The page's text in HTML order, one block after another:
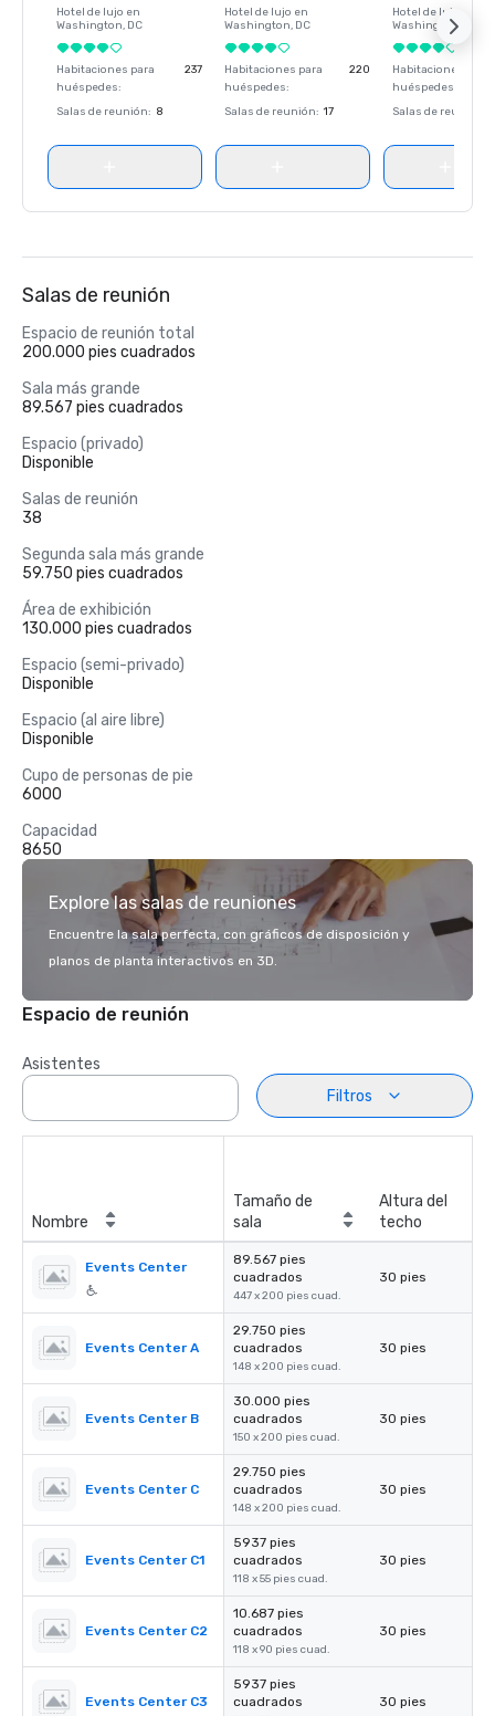
Hotel de lujo en
Washington, DC
Habitaciones para
huéspedes:
237
Salas de reunión: 8
Hotel de lujo en
Washington, DC
Habitaciones para
huéspedes:
220
Salas de reunión: 17
Hotel de lujo en
Washington
Habitaciones para
huéspedes
Salas de reunión
Salas de reunión
Espacio de reunión total
200.000 pies cuadrados
Sala más grande
89.567 pies cuadrados
Espacio (privado)
Disponible
Salas de reunión
38
Segunda sala más grande
59.750 pies cuadrados
Área de exhibición
130.000 pies cuadrados
Espacio (semi-privado)
Disponible
Espacio (al aire libre)
Disponible
Cupo de personas de pie
6000
Capacidad
8650
Explore las salas de reuniones
Encuentre la sala perfecta, con gráficos de disposición y
planos de planta interactivos en 3D.
Espacio de reunión
Asistentes
Filtros
Nombre
Tamaño de
sala
Altura del
techo
Events Center
89.567 pies
cuadrados
447 x 200 pies cuad.
30 pies
Events Center A
29.750 pies
cuadrados
148 x 200 pies cuad.
30 pies
Events Center B
30.000 pies
cuadrados
150 x 200 pies cuad.
30 pies
Events Center C
29.750 pies
cuadrados
148 x 200 pies cuad.
30 pies
Events Center C1
5937 pies
cuadrados
118 x 55 pies cuad.
30 pies
Events Center C2
10.687 pies
cuadrados
118 x 90 pies cuad.
30 pies
Events Center C3
5937 pies
cuadrados
30 pies